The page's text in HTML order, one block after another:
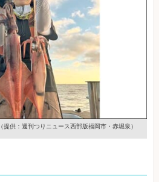
（提供：週刊つりニュース西部版福岡市・赤堀泉）